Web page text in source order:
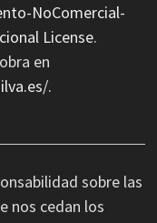
NoComercial-
License.
en
.
sobre las
nos cedan los